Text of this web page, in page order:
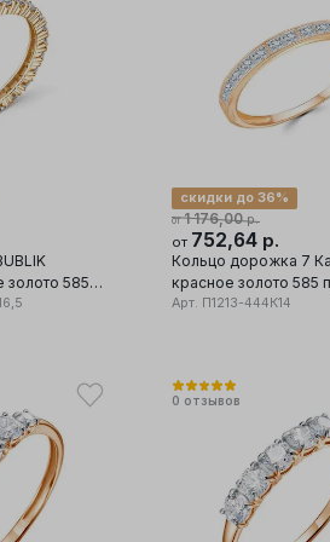
золото 585
от1 176,00р.
скидки до 36%
от 752,64 р.
Кольцо дорожка 7
красное золото 585
вставка фианит
Арт. П1213-444К14
0 отзывов